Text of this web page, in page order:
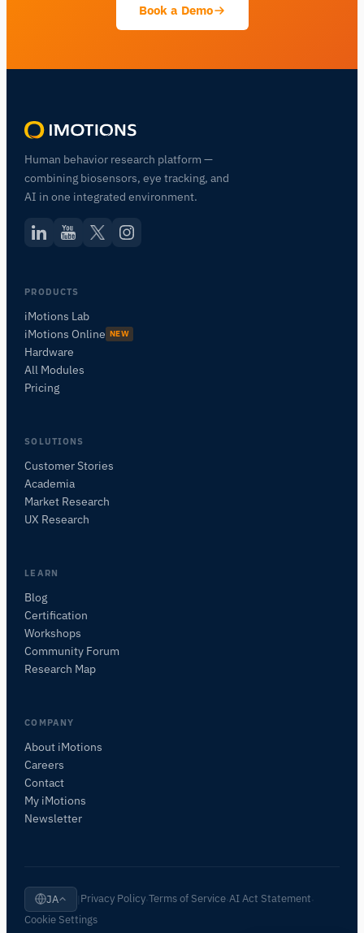
Book a Demo
Human behavior research platform —
combining biosensors, eye tracking, and
AI in one integrated environment.
PRODUCTS
iMotions Lab
iMotions Online NEW
Hardware
All Modules
Pricing
SOLUTIONS
Customer Stories
Academia
Market Research
UX Research
LEARN
Blog
Certification
Workshops
Community Forum
Research Map
COMPANY
About iMotions
Careers
Contact
My iMotions
Newsletter
JA Privacy Policy ·Terms of Service ·AI Act Statement
Cookie Settings
研究方法、製品、センサー、SDK、リソースに